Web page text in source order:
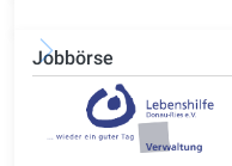
Jobbörse